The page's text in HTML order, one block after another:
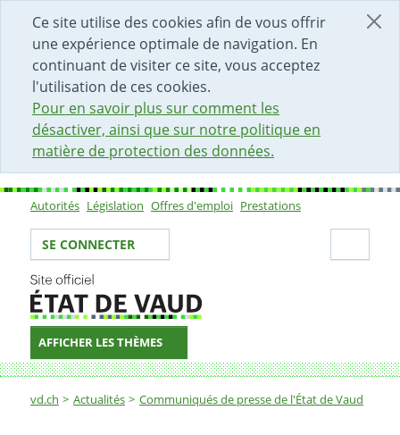
Ce site utilise des cookies afin de vous offrir
une expérience optimale de navigation. En
continuant de visiter ce site, vous acceptez
l'utilisation de ces cookies.
Pour en savoir plus sur comment les
désactiver, ainsi que sur notre politique en
matière de protection des données.
DÉBUT DU CONTENU DE LA PAGE
ACCÈS AU CHAMP DE RECHERCHE
PAGE D'ACCUEIL
FORMULAIRE DE CONTACT
Sous-navigation
Autorités Législation Offres d'emploi Prestations
Votre identité
SE CONNECTER
AFFICHER LES THÈMES
Fil d'Ariane
vd.ch Actualités Communiqués de presse de l'État de Vaud
Progression modeste des logements vacants